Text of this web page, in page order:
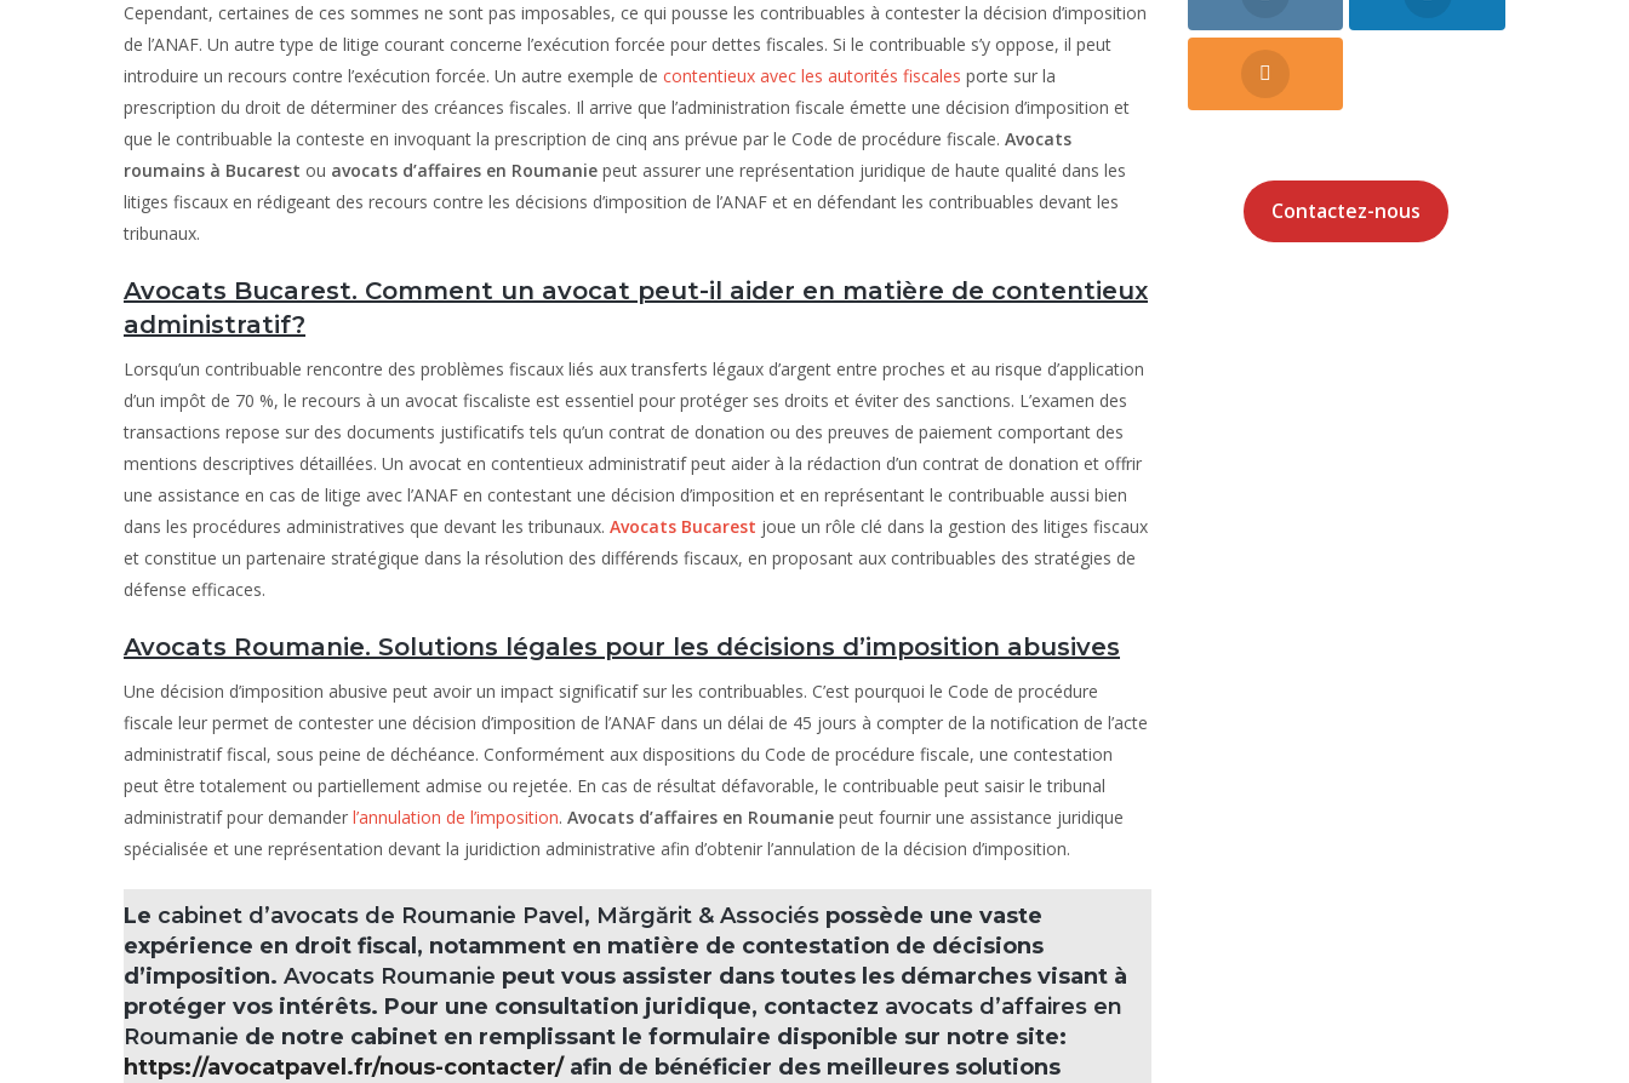
Cependant, certaines de ces sommes ne sont pas imposables, ce qui pousse les contribuables à contester la décision d’imposition
de l’ANAF. Un autre type de litige courant concerne l’exécution forcée pour dettes fiscales. Si le contribuable s’y oppose, il peut
introduire un recours contre l’exécution forcée. Un autre exemple de contentieux avec les autorités fiscales porte sur la
prescription du droit de déterminer des créances fiscales. Il arrive que l’administration fiscale émette une décision d’imposition et
que le contribuable la conteste en invoquant la prescription de cinq ans prévue par le Code de procédure fiscale. Avocats
roumains à Bucarest ou avocats d’affaires en Roumanie peut assurer une représentation juridique de haute qualité dans les
litiges fiscaux en rédigeant des recours contre les décisions d’imposition de l’ANAF et en défendant les contribuables devant les
tribunaux.
Avocats Bucarest. Comment un avocat peut-il aider en matière de contentieux
administratif?
Lorsqu’un contribuable rencontre des problèmes fiscaux liés aux transferts légaux d’argent entre proches et au risque d’application
d’un impôt de 70 %, le recours à un avocat fiscaliste est essentiel pour protéger ses droits et éviter des sanctions. L’examen des
transactions repose sur des documents justificatifs tels qu’un contrat de donation ou des preuves de paiement comportant des
mentions descriptives détaillées. Un avocat en contentieux administratif peut aider à la rédaction d’un contrat de donation et offrir
une assistance en cas de litige avec l’ANAF en contestant une décision d’imposition et en représentant le contribuable aussi bien
dans les procédures administratives que devant les tribunaux. Avocats Bucarest joue un rôle clé dans la gestion des litiges fiscaux
et constitue un partenaire stratégique dans la résolution des différends fiscaux, en proposant aux contribuables des stratégies de
défense efficaces.
Avocats Roumanie. Solutions légales pour les décisions d’imposition abusives
Une décision d’imposition abusive peut avoir un impact significatif sur les contribuables. C’est pourquoi le Code de procédure
fiscale leur permet de contester une décision d’imposition de l’ANAF dans un délai de 45 jours à compter de la notification de l’acte
administratif fiscal, sous peine de déchéance. Conformément aux dispositions du Code de procédure fiscale, une contestation
peut être totalement ou partiellement admise ou rejetée. En cas de résultat défavorable, le contribuable peut saisir le tribunal
administratif pour demander l’annulation de l’imposition. Avocats d’affaires en Roumanie peut fournir une assistance juridique
spécialisée et une représentation devant la juridiction administrative afin d’obtenir l’annulation de la décision d’imposition.
Le cabinet d’avocats de Roumanie Pavel, Mărgărit & Associés possède une vaste
expérience en droit fiscal, notamment en matière de contestation de décisions
d’imposition. Avocats Roumanie peut vous assister dans toutes les démarches visant à
protéger vos intérêts. Pour une consultation juridique, contactez avocats d’affaires en
Roumanie de notre cabinet en remplissant le formulaire disponible sur notre site:
https://avocatpavel.fr/nous-contacter/afin de bénéficier des meilleures solutions
Contactez-nous